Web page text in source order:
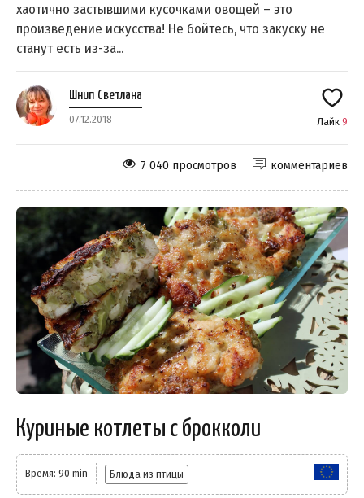
хаотично застывшими кусочками овощей – это
произведение искусства! Не бойтесь, что закуску не
станут есть из-за...
Шнип Светлана
07.12.2018 Лайк 9
комментариев
7 040 просмотров
Куриные котлеты с брокколи
Время: 90 min Блюда из птицы